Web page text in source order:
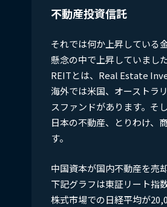
不動産投資信託
それでは何か上昇している
懸念の中で上昇していました
REITとは、Real Estate
海外では米国、オーストラ
スファンドがあります。そ
日本の不動産、とりわけ、
す。
中国資本が国内不動産を売
下記グラフは東証リート指
株式市場での日経平均が